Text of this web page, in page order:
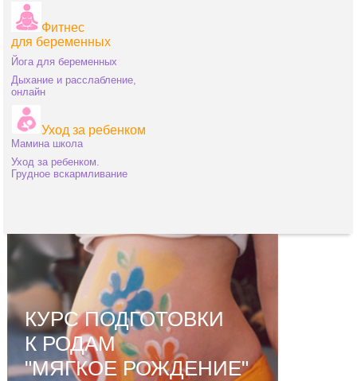
Фитнес
для беременных
Йога для беременных
Дыхание и расслабление,
онлайн
Уход за ребенком
Мамина школа
Уход за ребенком.
Грудное вскармливание
КУРС ПОДГОТОВКИ
К РОДАМ
"МЯГКОЕ РОЖДЕНИЕ"